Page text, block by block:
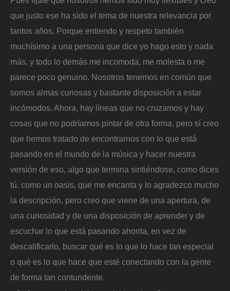
que justo ese ha sido el tema de nuestra relevancia por
tantos años. Porque entiendo y respeto también
muchísimo a una persona que dice yo hago esto y nada
más, y todo lo demás me incomoda, me molesta o me
parece poco genuino. Nosotros tenemos en común que
somos almas curiosas y bastante disposición a estar
incómodos. Ahora, hay líneas que no cruzamos y hay
cosas que no podríamos pintar de otra forma, pero sí creo
que hemos tratado de encontrarnos con lo que está
pasando en el mundo de la música y hacer nuestra
versión de eso, algo que termina sintiéndose, como dices
tú, como un oasis, que me encanta y lo agradezco mucho
la descripción, pero creo que viene de una apertura, de
una curiosidad y de una disposición de aprender y de
escuchar lo que está pasando ahorita, en vez de
descalificarlo, buscar qué es lo que lo hace tan especial
o qué es lo que hace que esté conectando con la gente
de forma tan contundente.